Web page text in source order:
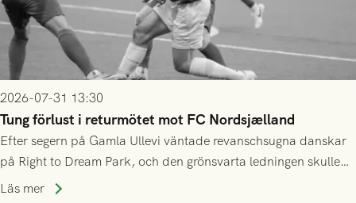
2026-07-31 13:30
Tung förlust i returmötet mot FC Nordsjælland
Efter segern på Gamla Ullevi väntade revanschsugna danskar
på Right to Dream Park, och den grönsvarta ledningen skulle
upphöra efter mindre än kvarten spelad. På lika mark visade
Läs mer